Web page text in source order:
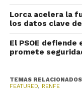
Lorca acelera la
los datos clave
El PSOE defiende
promete
TEMAS
FEATURED, RENFE